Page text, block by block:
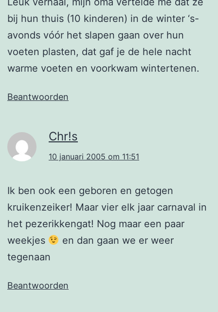
bij hun thuis (10 kinderen) in de winter ‘s-
avonds vóór het slapen gaan over hun
voeten plasten, dat gaf je de hele nacht
warme voeten en voorkwam wintertenen.
Beantwoorden
Chr!s
10 januari 2005 om 11:51
Ik ben ook een geboren en getogen
kruikenzeiker! Maar vier elk jaar carnaval in
het pezerikkengat! Nog maar een paar
weekjes
en dan gaan we er weer
tegenaan
Beantwoorden